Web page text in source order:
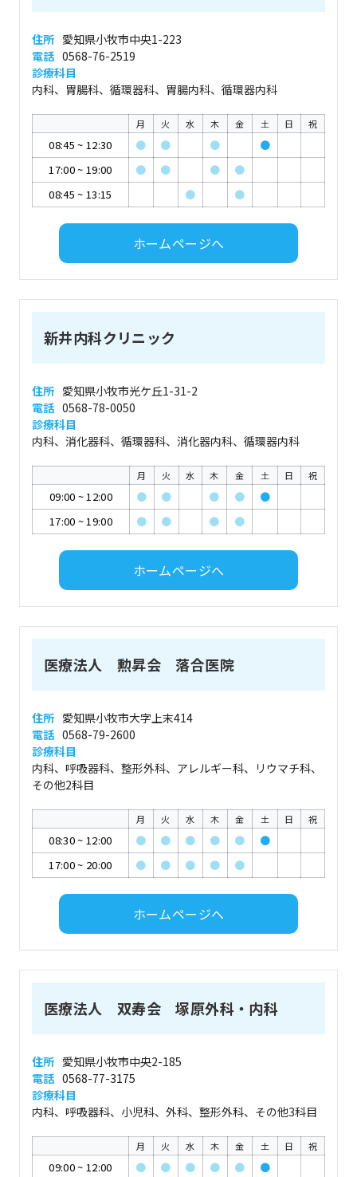
住所 愛知県小牧市中央1-223
電話 0568-76-2519
診療科目
内科、胃腸科、循環器科、胃腸内科、循環器内科
月 火 水 木 金 土 日 祝
08:45 ~ 12:30 ● ● ●
●
17:00~ 19:00 ● ● ●
●
08:45 ~ 13:15 ● ●
ホームページへ
新井内科クリニック
住所 愛知県小牧市光ケ丘1-31-2
電話 0568-78-0050
診療科目
内科、消化器科、循環器科、消化器内科、循環器内科
月 火 水 木 金 土 日 祝
09:00 ~12:00 ● ● ● ●
●
17:00 ~19:00 ● ● ● ●
ホームページへ
医療法人 勲昇会 落合医院
住所 愛知県小牧市大字上末414
電話 0568-79-2600
診療科目
内科、呼吸器科、整形外科、アレルギー科、リウマチ科、
その他2科目
月 火 水 木 金 土 日 祝
08:30~ 12:00 ● ● ● ● ●
●
17:00~ 20:00 ● ● ● ● ●
ホームページへ
医療法人 双寿会 塚原外科・内科
住所 愛知県小牧市中央2-185
電話 0568-77-3175
診療科目
内科、呼吸器科、小児科、外科、整形外科、その他3科目
月 火 水 木 金 土 日 祝
09:00~ 12:00 ● ● ● ● ● ●